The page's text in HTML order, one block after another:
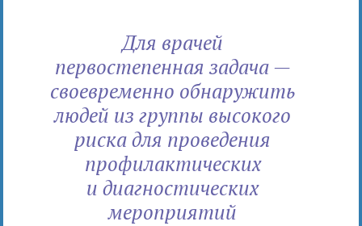
Для врачей
первостепенная задача —
своевременно обнаружить
людей из группы высокого
риска для проведения
профилактических
и диагностических
мероприятий